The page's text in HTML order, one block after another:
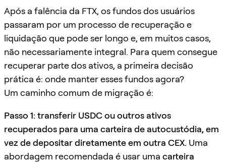
Após a falência da FTX, os fundos dos usuários
passaram por um processo de recuperação e
liquidação que pode ser longo e, em muitos casos,
não necessariamente integral. Para quem consegue
recuperar parte dos ativos, a primeira decisão
prática é: onde manter esses fundos agora?
Um caminho comum de migração é:
Passo 1: transferir USDC ou outros ativos
recuperados para uma carteira de autocustódia, em
vez de depositar diretamente em outra CEX. Uma
abordagem recomendada é usar uma carteira